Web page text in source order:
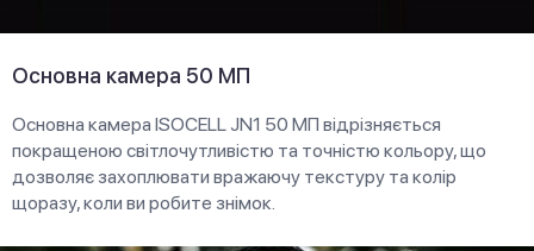
Основна камера 50 МП
Основна камера ISOCELL JN1 50 МП відрізняється
покращеною світлочутливістю та точністю кольору, що
дозволяє захоплювати вражаючу текстуру та колір
щоразу, коли ви робите знімок.